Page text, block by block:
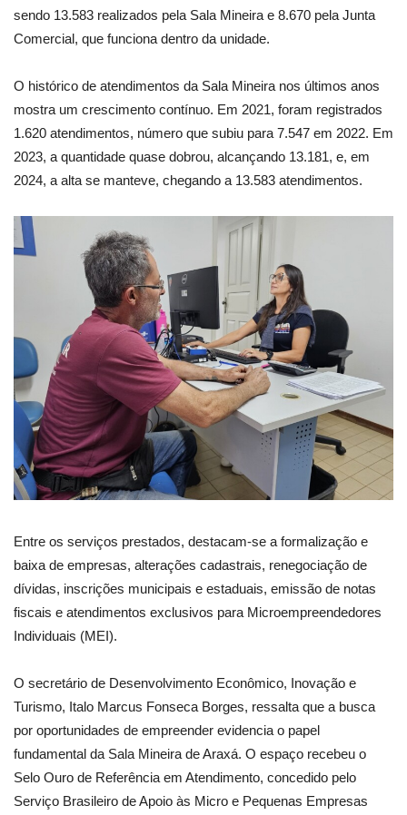
sendo 13.583 realizados pela Sala Mineira e 8.670 pela Junta
Comercial, que funciona dentro da unidade.
O histórico de atendimentos da Sala Mineira nos últimos anos
mostra um crescimento contínuo. Em 2021, foram registrados
1.620 atendimentos, número que subiu para 7.547 em 2022. Em
2023, a quantidade quase dobrou, alcançando 13.181, e, em
2024, a alta se manteve, chegando a 13.583 atendimentos.
Entre os serviços prestados, destacam-se a formalização e
baixa de empresas, alterações cadastrais, renegociação de
dívidas, inscrições municipais e estaduais, emissão de notas
fiscais e atendimentos exclusivos para Microempreendedores
Individuais (MEI).
O secretário de Desenvolvimento Econômico, Inovação e
Turismo, Italo Marcus Fonseca Borges, ressalta que a busca
por oportunidades de empreender evidencia o papel
fundamental da Sala Mineira de Araxá. O espaço recebeu o
Selo Ouro de Referência em Atendimento, concedido pelo
Serviço Brasileiro de Apoio às Micro e Pequenas Empresas